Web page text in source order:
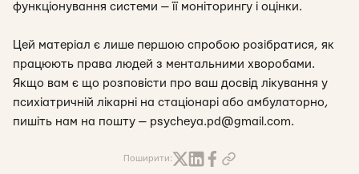
функціонування системи — її моніторингу і оцінки.
Цей матеріал є лише першою спробою розібратися, як
працюють права людей з ментальними хворобами.
Якщо вам є що розповісти про ваш досвід лікування у
психіатричній лікарні на стаціонарі або амбулаторно,
пишіть нам на пошту — psycheya.pd@gmail.com.
Поширити: